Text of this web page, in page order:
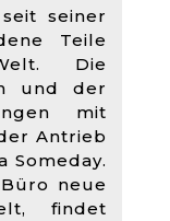
seiner
Teile
Die
und der
mit
Antrieb
Someday.
neue
findet